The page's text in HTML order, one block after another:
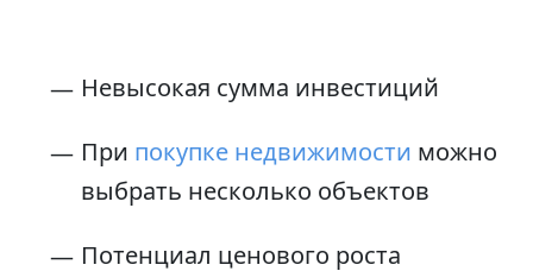
Невысокая сумма инвестиций
При покупке недвижимости можно
выбрать несколько объектов
Потенциал ценового роста